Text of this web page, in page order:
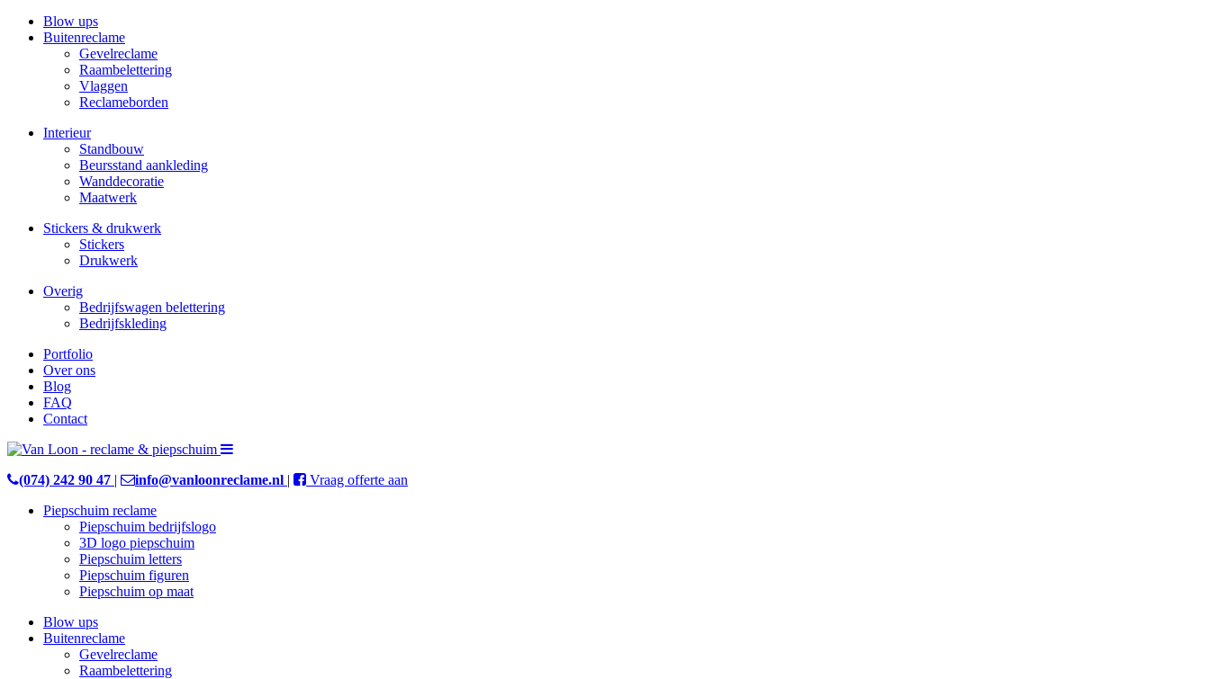
Blow ups
Buitenreclame
Gevelreclame
Raambelettering
Vlaggen
Reclameborden
Interieur
Standbouw
Beursstand aankleding
Wanddecoratie
Maatwerk
Stickers & drukwerk
Stickers
Drukwerk
Overig
Bedrijfswagen belettering
Bedrijfskleding
Portfolio
Over ons
Blog
FAQ
Contact
(074) 242 90 47 | info@vanloonreclame.nl |
Vraag offerte aan
Piepschuim reclame
Piepschuim bedrijfslogo
3D logo piepschuim
Piepschuim letters
Piepschuim figuren
Piepschuim op maat
Blow ups
Buitenreclame
Gevelreclame
Raambelettering